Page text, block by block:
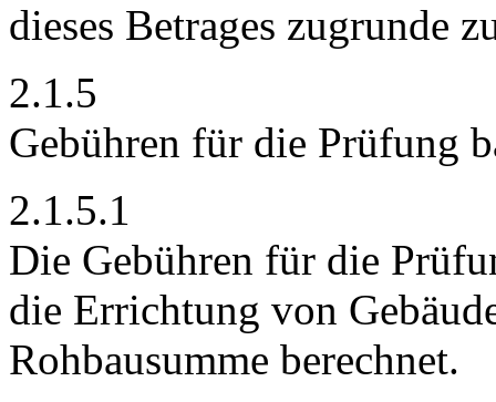
dieses Betrages zugrunde
2.1.5
Gebühren für die Prüfung
2.1.5.1
Die Gebühren für die
die Errichtung von
Rohbausumme berechnet.